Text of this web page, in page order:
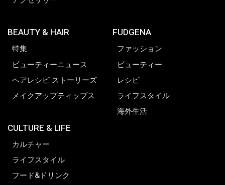
BEAUTY & HAIR
特集
ビューティーニュース
ヘアレシピ ストーリーズ
メイクアップティップス
CULTURE & LIFE
カルチャー
ライフスタイル
フード&ドリンク
FUDGENA
ファッション
ビューティー
レシピ
ライフスタイル
海外生活